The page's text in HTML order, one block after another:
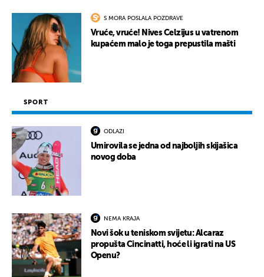
S MORA POSLALA POZDRAVE
Vruće, vruće! Nives Celzijus u vatrenom
kupaćem malo je toga prepustila mašti
SPORT
ODLAZI
Umirovila se jedna od najboljih skijašica
novog doba
NEMA KRAJA
Novi šok u teniskom svijetu: Alcaraz
propušta Cincinatti, hoće li igrati na US
Openu?